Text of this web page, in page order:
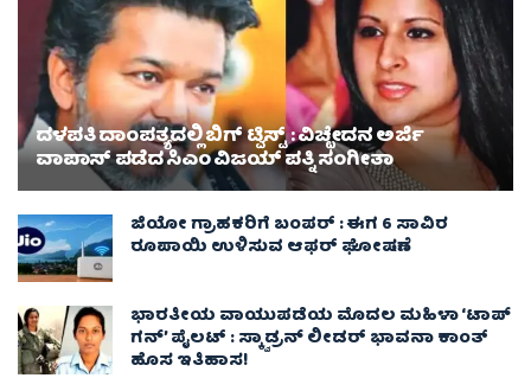
ದಳಪತಿ ದಾಂಪತ್ಯದಲ್ಲಿ ಬಿಗ್ ಟ್ವಿಸ್ಟ್ : ವಿಚ್ಛೇದನ ಅರ್ಜಿ
ವಾಪಾಸ್‌ ಪಡೆದ ಸಿಎಂ ವಿಜಯ್ ಪತ್ನಿ ಸಂಗೀತಾ‌
ಜಿಯೋ ಗ್ರಾಹಕರಿಗೆ ಬಂಪರ್ : ಈಗ 6 ಸಾವಿರ
ರೂಪಾಯಿ ಉಳಿಸುವ ಆಫರ್ ಘೋಷಣೆ
ಭಾರತೀಯ ವಾಯುಪಡೆಯ ಮೊದಲ ಮಹಿಳಾ ‘ಟಾಪ್
ಗನ್’ ಪೈಲಟ್ : ಸ್ಕ್ವಾಡ್ರನ್ ಲೀಡರ್ ಭಾವನಾ ಕಾಂತ್
ಹೊಸ ಇತಿಹಾಸ!